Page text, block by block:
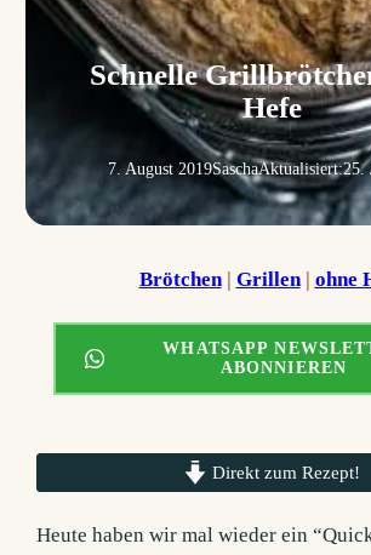
Schnelle
Hefe
7. August 2019SaschaAktualisiert:25.
Brötchen | Grillen | ohne
WHATSAPP
ABONNIEREN
Direkt zum Rezept!
Heute haben wir mal wieder ein